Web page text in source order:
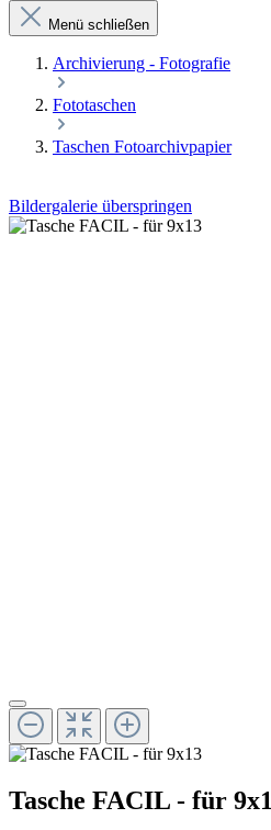
Menü schließen
Archivierung - Fotografie
Fototaschen
Taschen Fotoarchivpapier
Bildergalerie überspringen
Tasche FACIL - für